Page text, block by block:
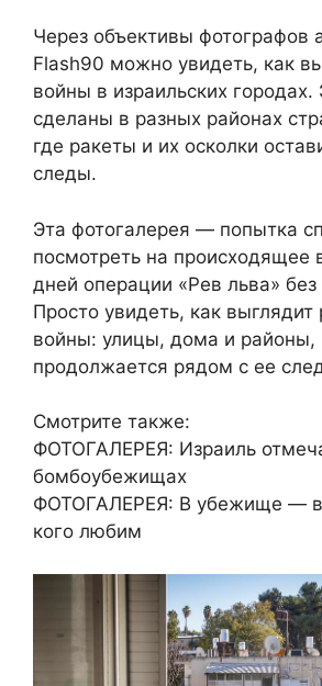
Через объективы фотографов
Flash90 можно увидеть, как
войны в израильских
сделаны в разных районах
где ракеты и их осколки
следы.
Эта фотогалерея — попытка
посмотреть на происходящее
дней операции «Рев льва» без
Просто увидеть, как выглядит
войны: улицы, дома и районы,
продолжается рядом с ее
Смотрите также:
ФОТОГАЛЕРЕЯ: Израиль
бомбоубежищах
ФОТОГАЛЕРЕЯ: В убежище —
кого любим